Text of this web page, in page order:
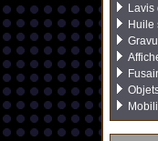
Lavis
Huile